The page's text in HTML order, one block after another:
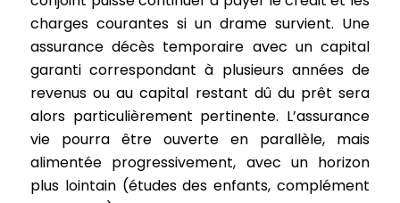
charges courantes si un drame survient. Une
assurance décès temporaire avec un capital
garanti correspondant à plusieurs années de
revenus ou au capital restant dû du prêt sera
alors particulièrement pertinente. L’assurance
vie pourra être ouverte en parallèle, mais
alimentée progressivement, avec un horizon
plus lointain (études des enfants, complément